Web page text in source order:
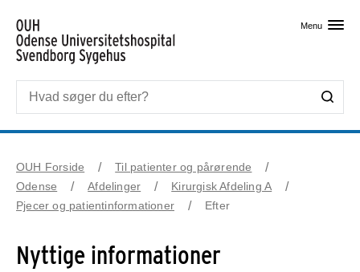
Menu
OUH Forside
Til patienter og pårørende
Odense
Afdelinger
Kirurgisk Afdeling A
Pjecer og patientinformationer
Efter
Nyttige informationer